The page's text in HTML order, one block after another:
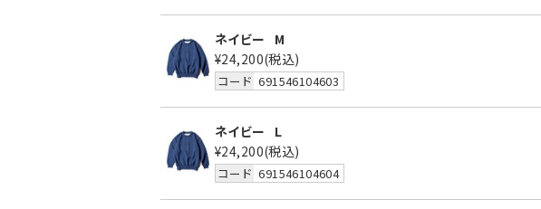
ネイビー
M
¥24,200(税込)
コード 691546104603
ネイビー
L
¥24,200(税込)
コード 691546104604